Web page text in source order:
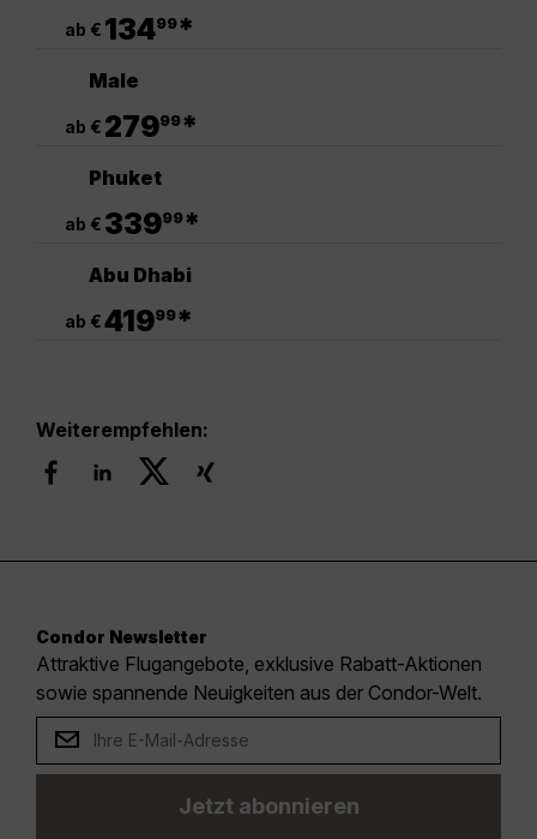
ab € 13499*
Male
ab € 27999*
Phuket
ab € 33999*
Abu Dhabi
ab €41999*
Weiterempfehlen:
Condor Newsletter
Attraktive Flugangebote, exklusive Rabatt-Aktionen
sowie spannende Neuigkeiten aus der Condor-Welt.
Jetzt abonnieren